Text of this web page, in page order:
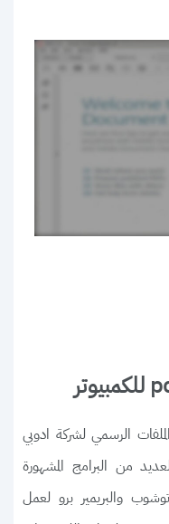
الرسمي لشركة ادوبي
من البرامج المشهورة
والبريمير برو لعمل